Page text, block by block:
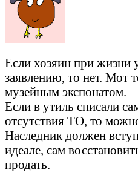
Если хозяин при жизни
заявлению, то нет. Мот
музейным экспонатом.
Если в утиль списали
отсутствия ТО, то
Наследник должен
идеале, сам
продать.